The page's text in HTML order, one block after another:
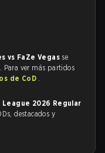
vs FaZe Vegas se
Para ver más partidos
de CoD .
League 2026 Regular
destacados y